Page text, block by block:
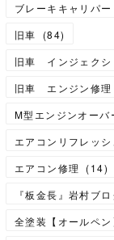
ブレーキキャリパ
旧車
(84)
旧車 インジェクシ
旧車 エンジン修理
M型エンジンオーバ
エアコンリフレッ
エアコン修理
(14)
『板金長』岩村ブ
全塗装【オールペン